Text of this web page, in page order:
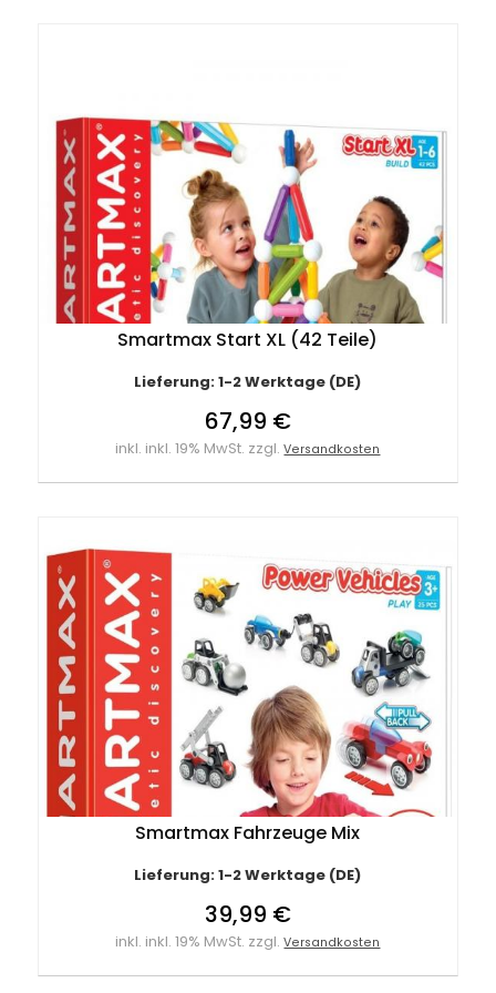
Smartmax Start XL (42 Teile)
Lieferung: 1-2 Werktage (DE)
67,99 €
inkl. inkl. 19% MwSt. zzgl.Versandkosten
Smartmax Fahrzeuge Mix
Lieferung: 1-2 Werktage (DE)
39,99 €
inkl. inkl. 19% MwSt. zzgl.Versandkosten